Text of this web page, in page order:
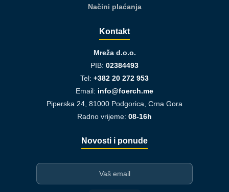
Načini plaćanja
Kontakt
Mreža d.o.o.
PIB: 02384493
Tel: +382 20 272 953
Email: info@foerch.me
Piperska 24, 81000 Podgorica, Crna Gora
Radno vrijeme: 08-16h
Novosti i ponude